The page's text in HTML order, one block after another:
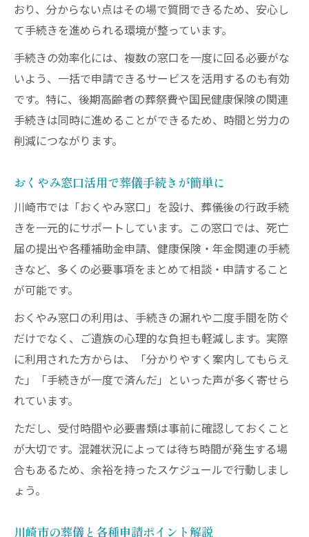
おり、分からない点はその場で質問できるため、安心し
て手続きを進められる環境が整っています。
手続きの効率化には、複数の窓口を一度に回る必要がな
いよう、一括で申請できるサービスを活用するのも有効
です。特に、後期高齢者の葬祭費や国民健康保険の関連
手続きは同時に進めることができるため、時間と労力の
削減につながります。
おくやみ窓口活用で葬儀手続きが簡単に
川崎市では「おくやみ窓口」を設け、葬儀後の行政手続
きを一元的にサポートしています。この窓口では、死亡
届の提出や各種補助金申請、健康保険・年金関連の手続
きなど、多くの必要事項をまとめて相談・申請すること
が可能です。
おくやみ窓口の利用は、手続きの漏れや二度手間を防ぐ
だけでなく、ご遺族の心理的な負担も軽減します。実際
に利用された方からは、「分かりやすく案内してもらえ
た」「手続きが一度で済んだ」といった声が多く寄せら
れています。
ただし、受付時間や必要書類は事前に確認しておくこと
が大切です。混雑状況によっては待ち時間が発生する場
合もあるため、余裕を持ったスケジュールで行動しまし
ょう。
川崎市の葬儀と各種申請ポイント解説